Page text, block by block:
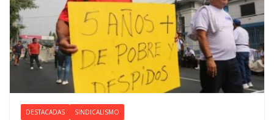
DESTACADAS SINDICALISMO